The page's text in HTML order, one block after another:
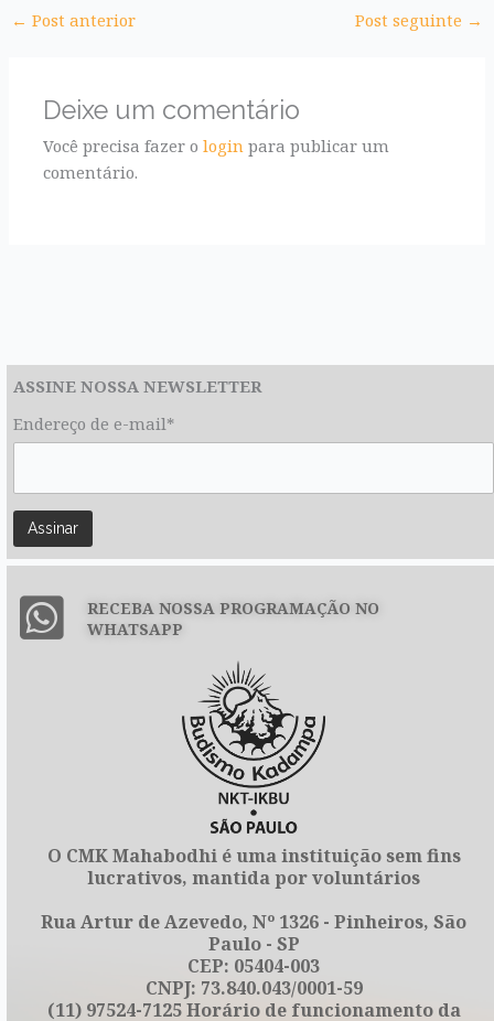
← Post anterior Post seguinte →
Deixe um comentário
Você precisa fazer ologin para publicar um
comentário.
ASSINE NOSSA NEWSLETTER
Endereço de e-mail*
RECEBA NOSSA PROGRAMAÇÃO NO
WHATSAPP
O CMK Mahabodhi é uma instituição sem fins
lucrativos, mantida por voluntários
Rua Artur de Azevedo, Nº 1326 - Pinheiros, São
Paulo - SP
CEP: 05404-003
CNPJ: 73.840.043/0001-59
(11) 97524-7125 Horário de funcionamento da